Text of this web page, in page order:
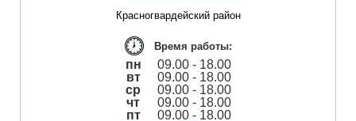
Красногвардейский район
Время работы:
пн
09.00 - 18.00
вт
09.00 - 18.00
ср
09.00 - 18.00
чт
09.00 - 18.00
пт
09.00 - 18.00